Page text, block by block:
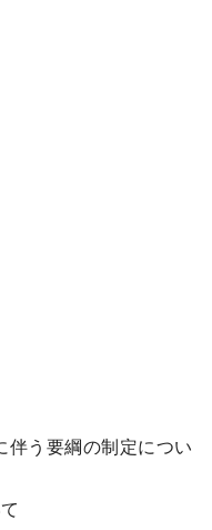
伴う要綱の制定につい